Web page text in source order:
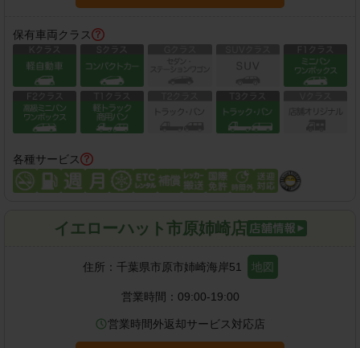
保有車両クラス
各種サービス
イエローハット市原姉崎店
住所： 千葉県市原市姉崎海岸51 地図
営業時間： 09:00-19:00
営業時間外返却サービス対応店